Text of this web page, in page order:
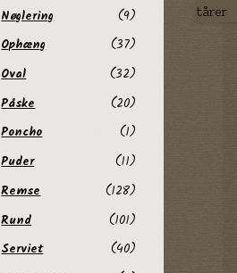
Nøglering
(9)
Ophæng
(37)
Oval
(32)
Påske
(20)
Poncho
(1)
Puder
(11)
Remse
(128)
Rund
(101)
Serviet
(40)